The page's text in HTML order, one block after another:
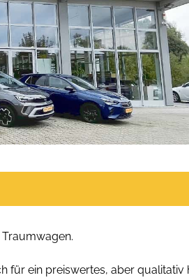
für ein preiswertes, aber qualitativ